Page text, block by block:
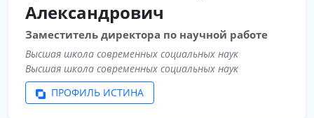
Александрович
Заместитель директора по научной работе
Высшая школа современных социальных наук
Высшая школа современных социальных наук
ПРОФИЛЬ ИСТИНА